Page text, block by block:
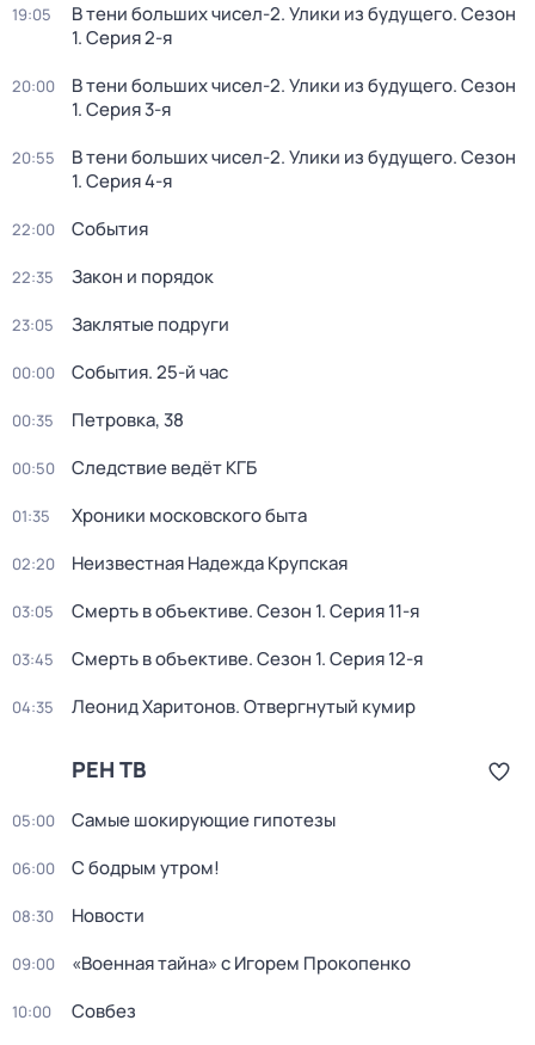
19:05 В тени больших чисел-2. Улики из будущего. Сезон
1. Серия 2-я
20:00 В тени больших чисел-2. Улики из будущего. Сезон
1. Серия 3-я
20:55 В тени больших чисел-2. Улики из будущего. Сезон
1. Серия 4-я
22:00 События
22:35 Закон и порядок
23:05 Заклятые подруги
00:00 События. 25-й час
00:35 Петровка, 38
00:50 Следствие ведёт КГБ
01:35 Хроники московского быта
02:20 Неизвестная Надежда Крупская
03:05 Смерть в объективе. Сезон 1. Серия 11-я
03:45 Смерть в объективе. Сезон 1. Серия 12-я
04:35 Леонид Харитонов. Отвергнутый кумир
РЕН ТВ
05:00 Самые шoкиpующие гипотезы
06:00 С бодрым утром!
08:30 Новости
09:00 «Военная тайна» с Игорем Прокопенко
10:00 Совбез